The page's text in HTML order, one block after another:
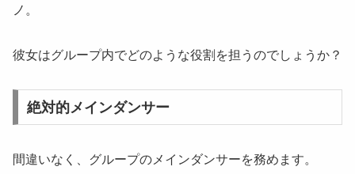
ノ。
彼女はグループ内でどのような役割を担うのでしょうか？
絶対的メインダンサー
間違いなく、グループのメインダンサーを務めます。